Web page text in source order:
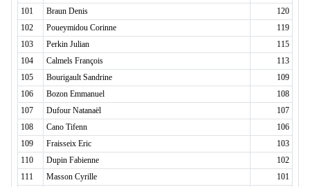
101
Braun Denis
120
102
Poueymidou Corinne
119
103
Perkin Julian
115
104
Calmels François
113
105
Bourigault Sandrine
109
106
Bozon Emmanuel
108
107
Dufour Natanaël
107
108
Cano Tifenn
106
109
Fraisseix Eric
103
110
Dupin Fabienne
102
111
Masson Cyrille
101